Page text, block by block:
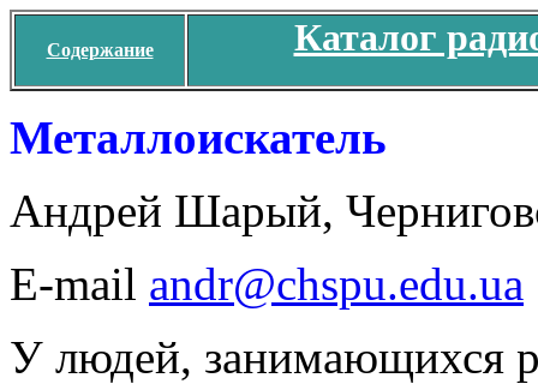
Содержание Каталог
Металлоискатель
Андрей Шарый,
E-mail andr@chspu.edu.ua
У людей, занимающихся